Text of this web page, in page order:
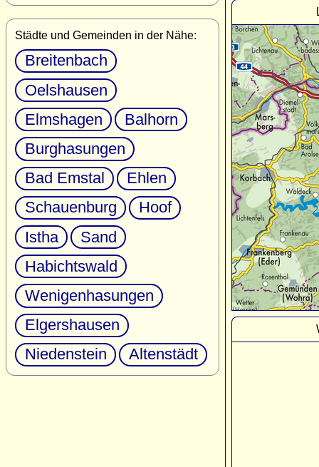
Städte und Gemeinden in der Nähe:
Breitenbach
Oelshausen
Elmshagen
Balhorn
Burghasungen
Bad Emstal
Ehlen
Schauenburg
Hoof
Istha
Sand
Habichtswald
Wenigenhasungen
Elgershausen
Niedenstein
Altenstädt